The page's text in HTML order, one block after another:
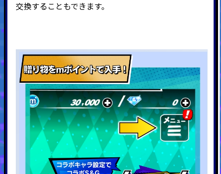
交換することもできます。